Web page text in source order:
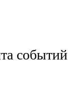
событий